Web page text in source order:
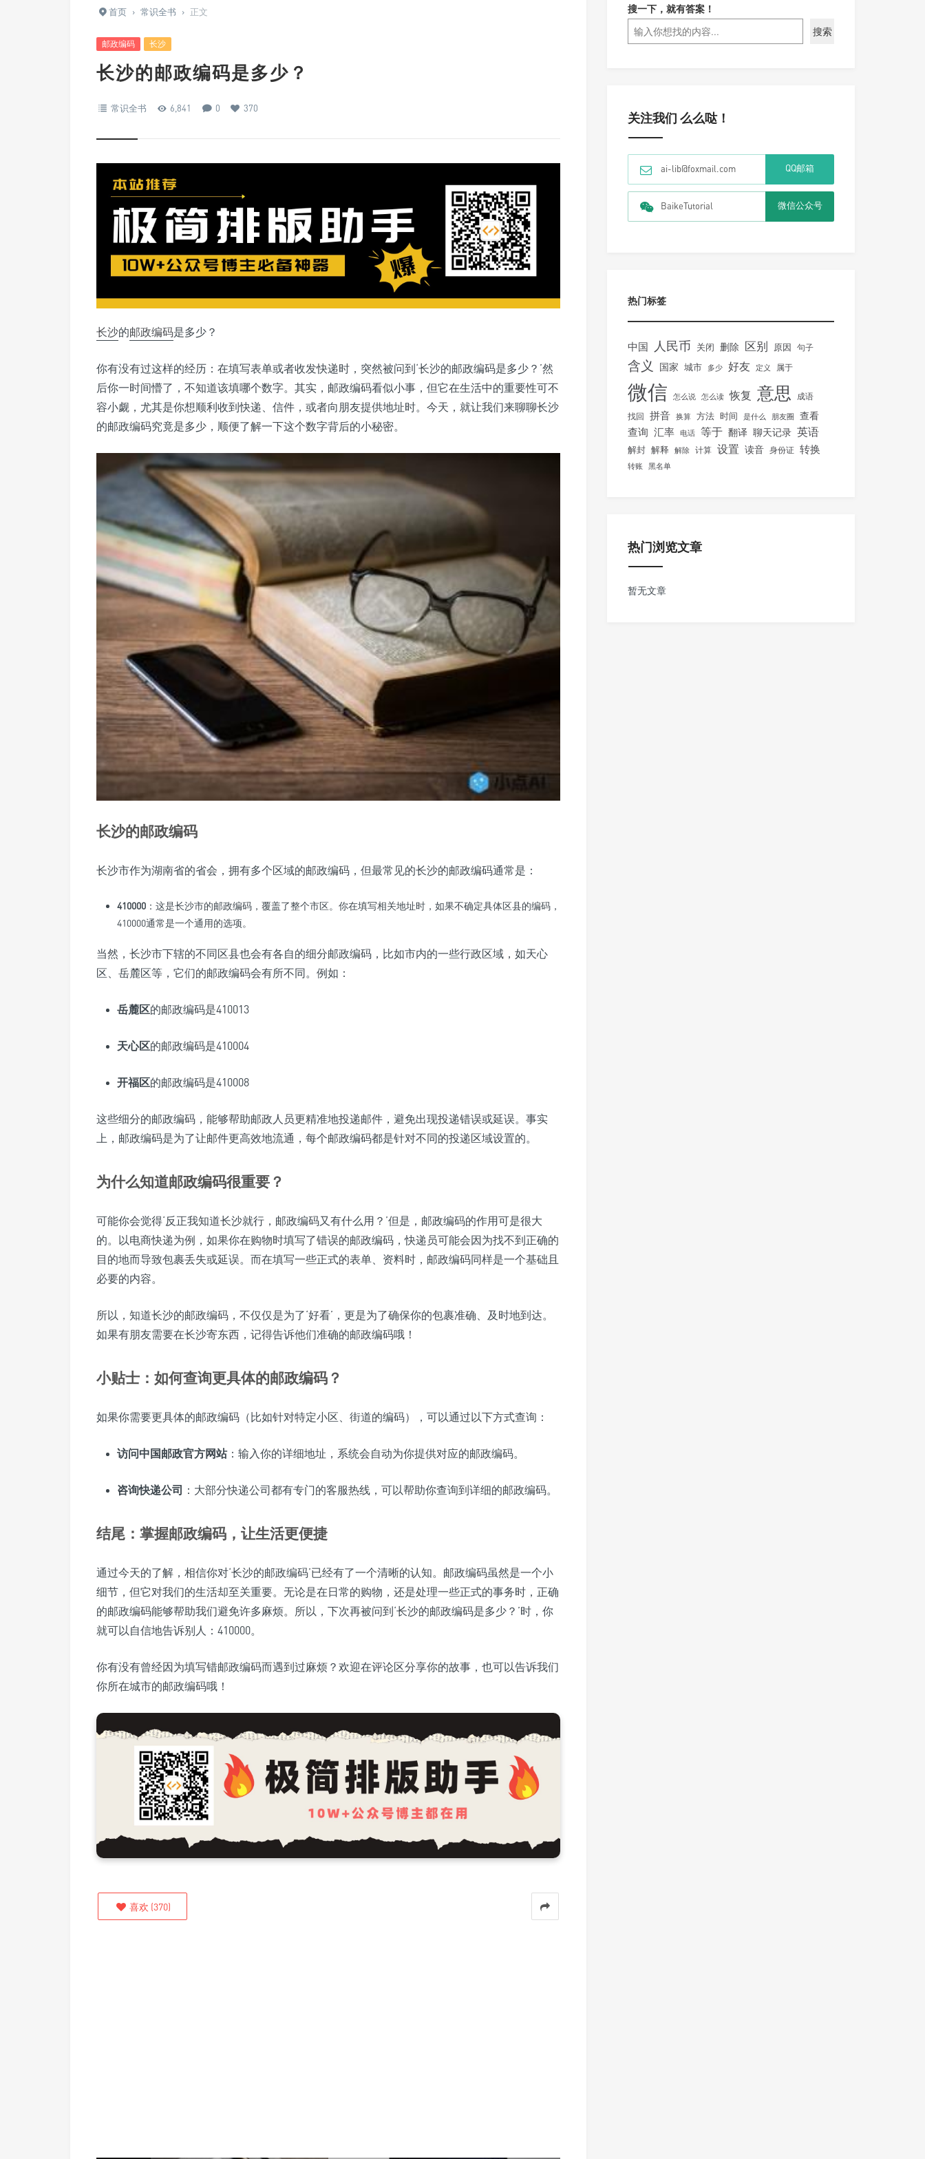
首页 › 常识全书 › 正文
邮政编码 长沙
长沙的邮政编码是多少？
常识全书 6,841 0 370
长沙的邮政编码是多少？
你有没有过这样的经历：在填写表单或者收发快递时，突然被问到‘长沙的邮政编码是多少？’然
后你一时间懵了，不知道该填哪个数字。其实，邮政编码看似小事，但它在生活中的重要性可不
容小觑，尤其是你想顺利收到快递、信件，或者向朋友提供地址时。今天，就让我们来聊聊长沙
的邮政编码究竟是多少，顺便了解一下这个数字背后的小秘密。
长沙的邮政编码
长沙市作为湖南省的省会，拥有多个区域的邮政编码，但最常见的长沙的邮政编码通常是：
410000 ：这是长沙市的邮政编码，覆盖了整个市区。你在填写相关地址时，如果不确定具体区县的编码，
410000通常是一个通用的选项。
当然，长沙市下辖的不同区县也会有各自的细分邮政编码，比如市内的一些行政区域，如天心
区、岳麓区等，它们的邮政编码会有所不同。例如：
岳麓区的邮政编码是410013
天心区的邮政编码是410004
开福区的邮政编码是410008
这些细分的邮政编码，能够帮助邮政人员更精准地投递邮件，避免出现投递错误或延误。事实
上，邮政编码是为了让邮件更高效地流通，每个邮政编码都是针对不同的投递区域设置的。
为什么知道邮政编码很重要？
可能你会觉得‘反正我知道长沙就行，邮政编码又有什么用？’但是，邮政编码的作用可是很大
的。以电商快递为例，如果你在购物时填写了错误的邮政编码，快递员可能会因为找不到正确的
目的地而导致包裹丢失或延误。而在填写一些正式的表单、资料时，邮政编码同样是一个基础且
必要的内容。
所以，知道长沙的邮政编码，不仅仅是为了‘好看’，更是为了确保你的包裹准确、及时地到达。
如果有朋友需要在长沙寄东西，记得告诉他们准确的邮政编码哦！
小贴士：如何查询更具体的邮政编码？
如果你需要更具体的邮政编码（比如针对特定小区、街道的编码），可以通过以下方式查询：
访问中国邮政官方网站：输入你的详细地址，系统会自动为你提供对应的邮政编码。
咨询快递公司 ：大部分快递公司都有专门的客服热线，可以帮助你查询到详细的邮政编码。
结尾：掌握邮政编码，让生活更便捷
通过今天的了解，相信你对‘长沙的邮政编码’已经有了一个清晰的认知。邮政编码虽然是一个小
细节，但它对我们的生活却至关重要。无论是在日常的购物，还是处理一些正式的事务时，正确
的邮政编码能够帮助我们避免许多麻烦。所以，下次再被问到‘长沙的邮政编码是多少？’时，你
就可以自信地告诉别人：410000。
你有没有曾经因为填写错邮政编码而遇到过麻烦？欢迎在评论区分享你的故事，也可以告诉我们
你所在城市的邮政编码哦！
喜欢 (370)
搜一下，就有答案！
搜索
关注我们 么么哒！
ai-lib@foxmail.com QQ邮箱
BaikeTutorial 微信公众号
热门标签
中国 人民币 关闭 删除 区别 原因 句子
含义 国家 城市 多少 好友 定义 属于
微信 怎么说 怎么读 恢复 意思 成语
找回 拼音 换算 方法 时间 是什么 朋友圈 查看
查询 汇率 电话 等于 翻译 聊天记录 英语
解封 解释 解除 计算 设置 读音 身份证 转换
转账 黑名单
热门浏览文章
暂无文章